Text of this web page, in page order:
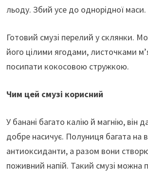
льоду. Збий усе до однорідної маси.
Готовий смузі перелий у склянки.
його цілими ягодами, листочками
посипати кокосовою стружкою.
Чим цей смузі корисний
У банані багато калію й магнію, він
добре насичує. Полуниця багата на
антиоксиданти, а разом вони
поживний напій. Такий смузі можна